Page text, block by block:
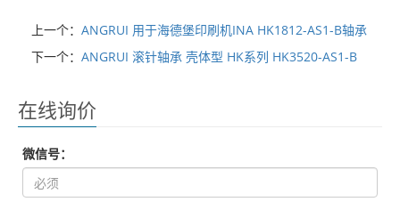
上一个： ANGRUI 用于海德堡印刷机INA HK1812-AS1-B轴承
下一个： ANGRUI 滚针轴承 壳体型 HK系列 HK3520-AS1-B
在线询价
微信号：